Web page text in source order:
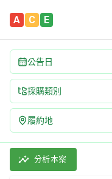
A C E
公告日
採購類別
履約地
鼎金國小115年5月學
採購類別：財物類 肉
分析本案